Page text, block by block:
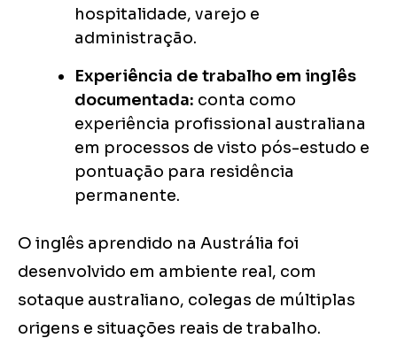
hospitalidade, varejo e
administração.
Experiência de trabalho em inglês
documentada: conta como
experiência profissional australiana
em processos de visto pós-estudo e
pontuação para residência
permanente.
O inglês aprendido na Austrália foi
desenvolvido em ambiente real, com
sotaque australiano, colegas de múltiplas
origens e situações reais de trabalho.